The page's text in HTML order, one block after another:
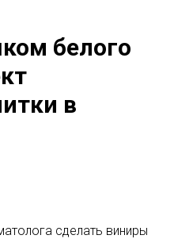
белого
в
сделать виниры